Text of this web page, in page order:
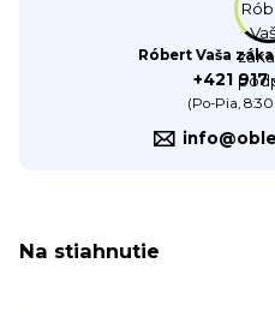
Róbert Vaša
+421
(Po-Pia,
Na stiahnutie